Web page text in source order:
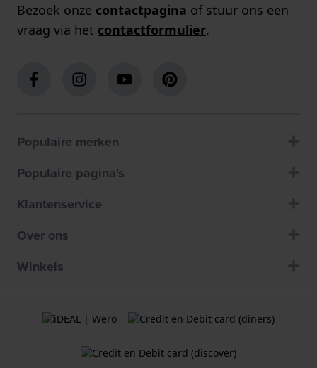
Bezoek onze contactpagina of stuur ons een
vraag via het contactformulier.
Populaire merken
Populaire pagina's
Klantenservice
Over ons
Winkels